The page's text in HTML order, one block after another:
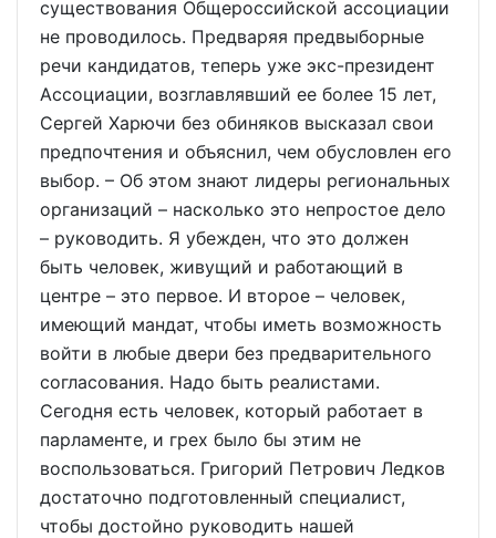
существования Общероссийской ассоциации
не проводилось. Предваряя предвыборные
речи кандидатов, теперь уже экс-президент
Ассоциации, возглавлявший ее более 15 лет,
Сергей Харючи без обиняков высказал свои
предпочтения и объяснил, чем обусловлен его
выбор. – Об этом знают лидеры региональных
организаций – насколько это непростое дело
– руководить. Я убежден, что это должен
быть человек, живущий и работающий в
центре – это первое. И второе – человек,
имеющий мандат, чтобы иметь возможность
войти в любые двери без предварительного
согласования. Надо быть реалистами.
Сегодня есть человек, который работает в
парламенте, и грех было бы этим не
воспользоваться. Григорий Петрович Ледков
достаточно подготовленный специалист,
чтобы достойно руководить нашей